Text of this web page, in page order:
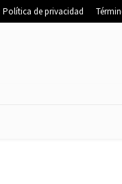
Política de privacidad